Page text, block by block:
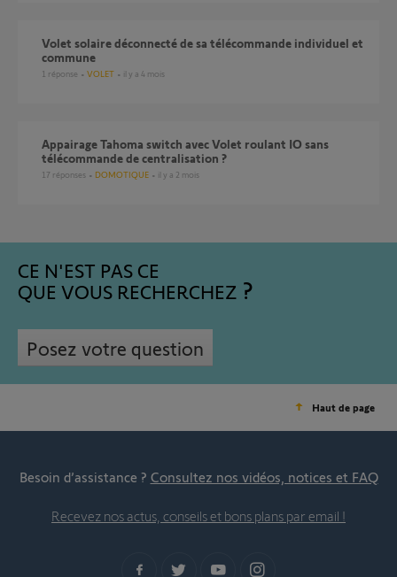
Volet solaire déconnecté de sa télécommande individuel et
commune
1 réponse VOLET il y a 4 mois
Appairage Tahoma switch avec Volet roulant IO sans
télécommande de centralisation ?
17 réponses DOMOTIQUE il y a 2 mois
CE N'EST PAS CE
QUE VOUS RECHERCHEZ
Posez votre question
Haut de page
Besoin d’assistance ? Consultez nos vidéos, notices et FAQ
Recevez nos actus, conseils et bons plans par email !